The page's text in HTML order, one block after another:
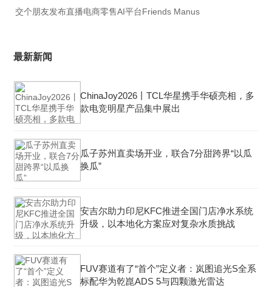
交个朋友发布直播电商零售AI平台Friends Manus
最新新闻
ChinaJoy2026丨TCL华星携手华硕亮相，多
款电竞明星产品集中展出
瓜子苏州直卖场开业，联合7分甜跨界“以瓜
换瓜”
安吉尔助力印尼KFC推进全国门店净水系统
升级，以本地化方案应对复杂水质挑战
FUV赛道有了“首个”定义者：岚图追光S全系
标配华为乾崑ADS 5与四颗激光雷达